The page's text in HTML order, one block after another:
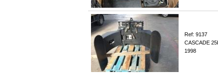
Ref: 9137
CASCADE
1998